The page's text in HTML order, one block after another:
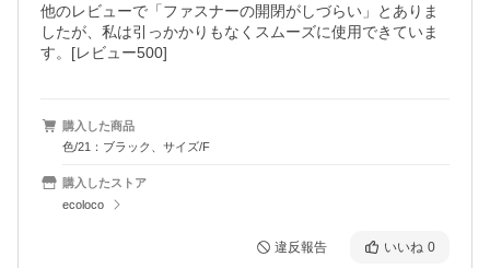
他のレビューで「ファスナーの開閉がしづらい」とありま
したが、私は引っかかりもなくスムーズに使用できていま
す。[レビュー500]
購入した商品
色/21：ブラック、サイズ/F
購入したストア
ecoloco
違反報告 いいね 0